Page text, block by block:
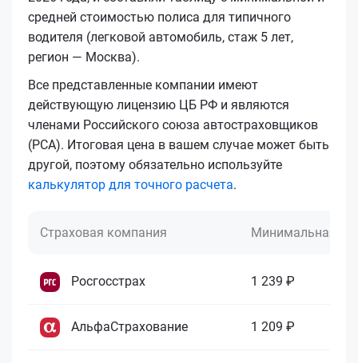
средней стоимостью полиса для типичного
водителя (легковой автомобиль, стаж 5 лет,
регион — Москва).
Все представленные компании имеют
действующую лицензию ЦБ РФ и являются
членами Российского союза автостраховщиков
(РСА). Итоговая цена в вашем случае может быть
другой, поэтому обязательно используйте
калькулятор для точного расчета.
Страховая компания Минимальная
Росгосстрах 1 239 ₽
АльфаСтрахование 1 209 ₽